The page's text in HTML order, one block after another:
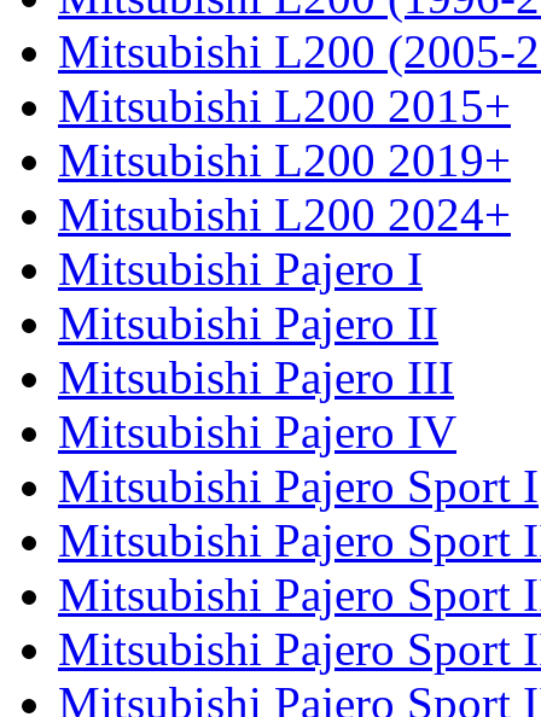
Mitsubishi L200 (2005-
Mitsubishi L200 2015+
Mitsubishi L200 2019+
Mitsubishi L200 2024+
Mitsubishi Pajero I
Mitsubishi Pajero II
Mitsubishi Pajero III
Mitsubishi Pajero IV
Mitsubishi Pajero Sport I
Mitsubishi Pajero Sport
Mitsubishi Pajero Sport
Mitsubishi Pajero Sport
Mitsubishi Pajero Sport